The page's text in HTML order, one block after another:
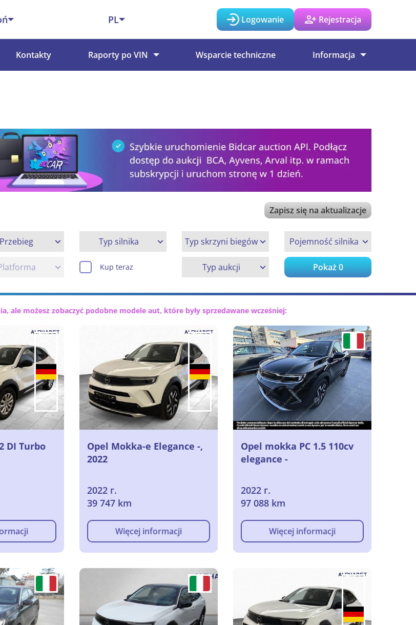
PL Logowanie Rejestracja
Kontakty Raporty po VIN Wsparcie techniczne Informacja
Zapisz się na aktualizacje
Przebieg Typ silnika Typ skrzyni biegów Pojemność silnika
Kup teraz Typ aukcji Pokaż0
ale możesz zobaczyć podobne modele aut, które były sprzedawane wcześniej:
DI Turbo
Opel Mokka-e Elegance -,
2022
2022 г.
39 747 km
Więcej informacji
Opel mokka PC 1.5 110cv
elegance -
2022 г.
97 088 km
Więcej informacji